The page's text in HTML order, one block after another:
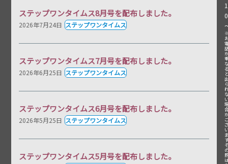
ステップワンタイムス8月号を配布しました。
2026年7月24日 ステップワンタイムス
ステップワンタイムス7月号を配布しました。
2026年6月25日 ステップワンタイムス
ステップワンタイムス6月号を配布しました。
2026年5月25日 ステップワンタイムス
ステップワンタイムス5月号を配布しました。